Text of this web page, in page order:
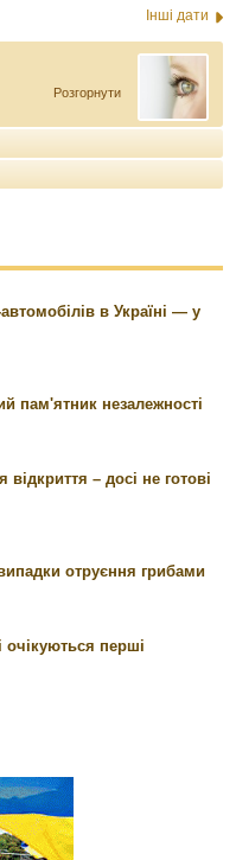
Інші дати
Розгорнути
в Україні — у
пам'ятник незалежності
– досі не готові
отруєння грибами
очікуються перші